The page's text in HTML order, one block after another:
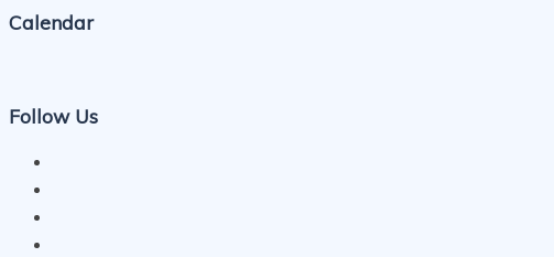
Calendar
Follow Us